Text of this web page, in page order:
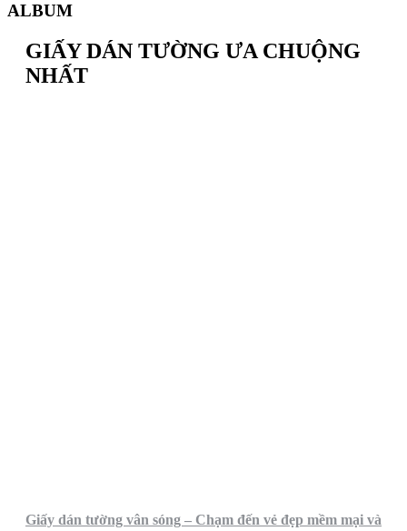
ALBUM
GIẤY DÁN TƯỜNG ƯA CHUỘNG
NHẤT
Giấy dán tường vân sóng – Chạm đến vẻ đẹp mềm mại và